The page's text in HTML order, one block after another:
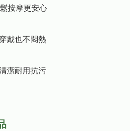
按摩更安心
戴也不悶熱
潔耐用抗污